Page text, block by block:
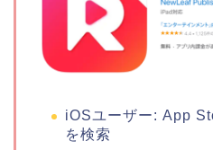
iOSユーザー: App
を検索